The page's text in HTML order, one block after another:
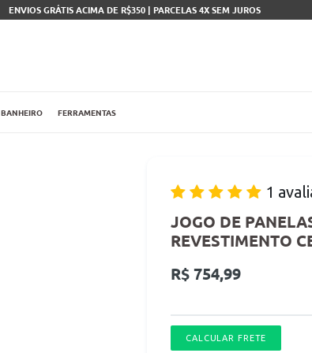
ENVIOS GRÁTIS ACIMA DE R$350 | PARCELAS 4X SEM JUROS
BANHEIRO FERRAMENTAS
1
JOGO DE
REVESTIMENTO
Preço
R$ 754,99
CALCULAR FRETE